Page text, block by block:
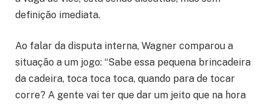
definição imediata.
Ao falar da disputa interna, Wagner comparou a
situação a um jogo: “Sabe essa pequena brincadeira
da cadeira, toca toca toca, quando para de tocar
corre? A gente vai ter que dar um jeito que na hora